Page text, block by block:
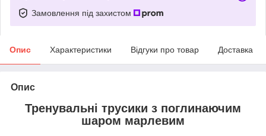
Замовлення під захистом
Опис Характеристики Відгуки про товар Доставка
Опис
Тренувальні трусики з поглинаючим
шаром марлевим